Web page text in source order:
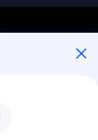
en actuatoren voor